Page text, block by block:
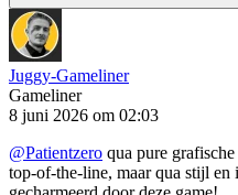
Juggy-Gameliner
Gameliner
8 juni 2026 om 02:03
@Patientzero qua pure
top-of-the-line, maar qua stijl